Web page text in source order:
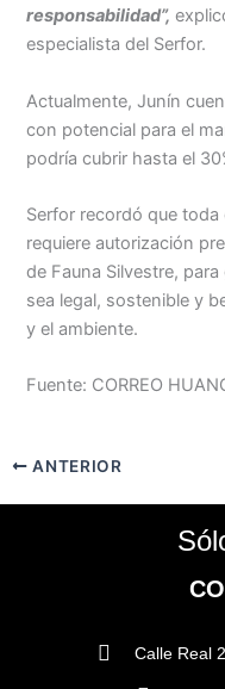
responsabilidad”,
especialista del Serfor.
Actualmente, Junín
con potencial para el
podría cubrir hasta el
Serfor recordó que
requiere autorización
de Fauna Silvestre,
sea legal, sostenible y
y el ambiente.
Fuente: CORREO
ANTERIOR
Calle Real